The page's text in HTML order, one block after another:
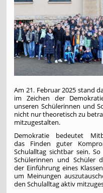
Am 21. Februar 2025 stand
im Zeichen der
unseren Schülerinnen und
nicht nur theoretisch zu
mitzugestalten.
Demokratie bedeutet
das Finden guter
Schulalltag sichtbar sein.
Schülerinnen und Schüler
der Einführung eines
um Meinungen
den Schulalltag aktiv